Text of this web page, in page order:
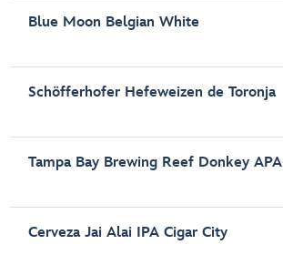
Blue Moon Belgian White
Schöfferhofer Hefeweizen de Toronja
Tampa Bay Brewing Reef Donkey APA
Cerveza Jai Alai IPA Cigar City